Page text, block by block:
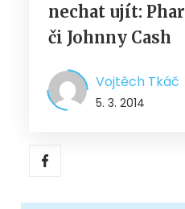
nechat ujít:
či Johnny Cash
Vojtěch Tkáč
5. 3. 2014